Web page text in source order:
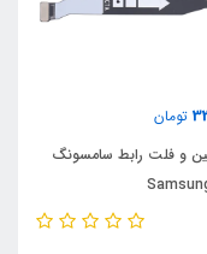
تومان
و فلت رابط سامسونگ